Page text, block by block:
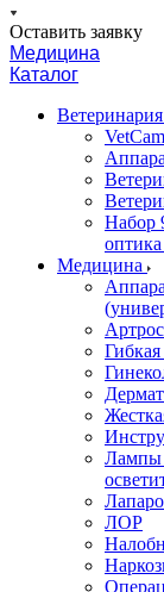
Оставить заявку
Медицина
Каталог
Ветеринария
Набор
Медицина
Лампы
ЛОР